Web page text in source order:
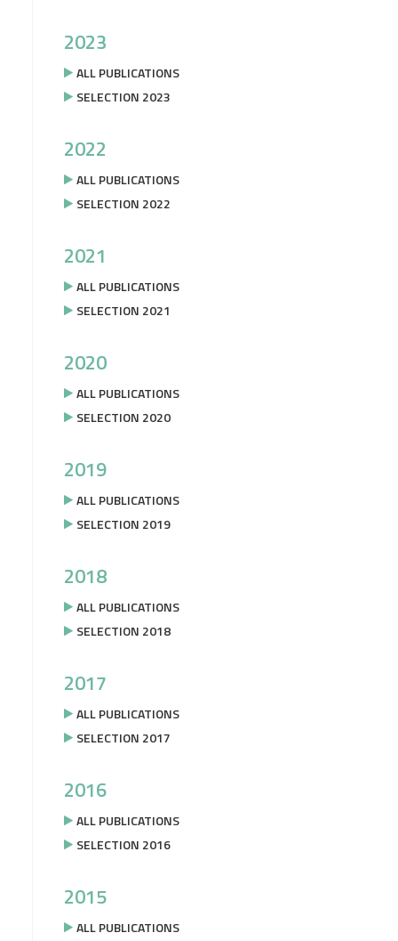
2023
ALL PUBLICATIONS
SELECTION 2023
2022
ALL PUBLICATIONS
SELECTION 2022
2021
ALL PUBLICATIONS
SELECTION 2021
2020
ALL PUBLICATIONS
SELECTION 2020
2019
ALL PUBLICATIONS
SELECTION 2019
2018
ALL PUBLICATIONS
SELECTION 2018
2017
ALL PUBLICATIONS
SELECTION 2017
2016
ALL PUBLICATIONS
SELECTION 2016
2015
ALL PUBLICATIONS